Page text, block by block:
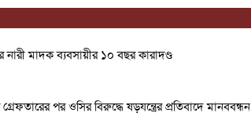
মাদক ব্যবসায়ীর ১০ বছর কারাদণ্ড
পর ওসির বিরুদ্ধে ষড়যন্ত্রের প্রতিবাদে মানববন্ধন